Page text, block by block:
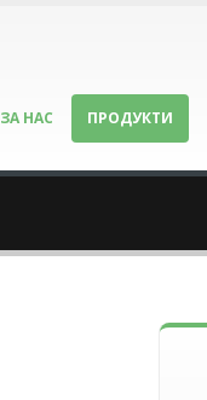
ЗА НАС ПРОДУКТИ